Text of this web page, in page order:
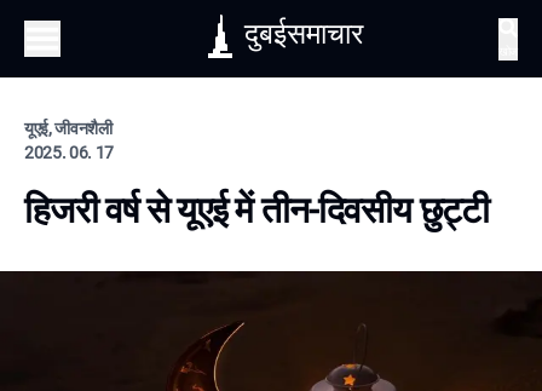
दुबईसमाचार
यूएई, जीवनशैली
2025. 06. 17
हिजरी वर्ष से यूएई में तीन-दिवसीय छुट्टी